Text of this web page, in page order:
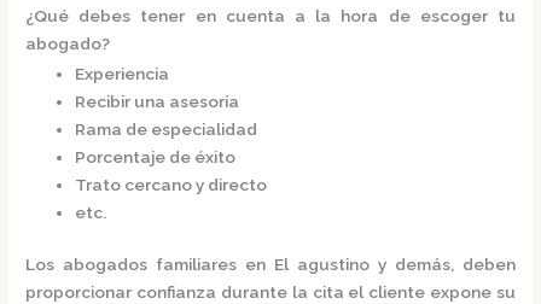
¿Qué debes tener en cuenta a la hora de escoger tu
abogado?
Experiencia
Recibir una asesoría
Rama de especialidad
Porcentaje de éxito
Trato cercano y directo
etc.
Los abogados familiares en El agustino y demás, deben
proporcionar confianza durante la cita el cliente expone su